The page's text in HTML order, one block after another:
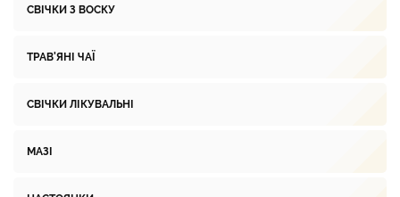
СВІЧКИ З ВОСКУ
ТРАВ'ЯНІ ЧАЇ
СВІЧКИ ЛІКУВАЛЬНІ
МАЗІ